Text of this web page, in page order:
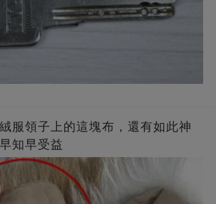
服領子上的這塊布，還有如此神
知早受益